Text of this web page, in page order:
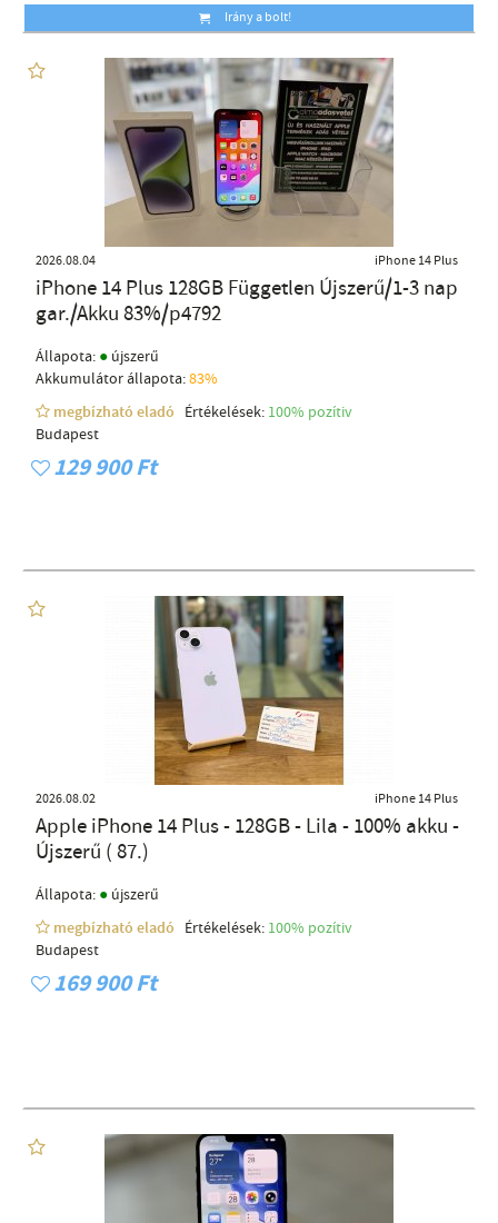
Irány a bolt!
2026.08.04 iPhone 14 Plus
iPhone 14 Plus 128GB Független Újszerű/1-3 nap
gar./Akku 83%/p4792
Állapota: ● újszerű
Akkumulátor állapota:83%
megbízható eladó
Értékelések: 100% pozítiv
Budapest
129 900 Ft
2026.08.02 iPhone 14 Plus
Apple iPhone 14 Plus - 128GB - Lila - 100% akku -
Újszerű ( 87.)
Állapota: ● újszerű
megbízható eladó
Értékelések: 100% pozítiv
Budapest
169 900 Ft